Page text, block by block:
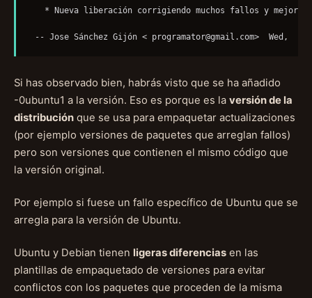
   * Nueva liberación corrigiendo muchos fallos y mejoras.
-- Jose Sánchez Gijón < programator@gmail.com
Si has observado bien, habrás visto que se ha añadido
-0ubuntu1 a la versión. Eso es porque es la versión de la
distribución que se usa para empaquetar actualizaciones
(por ejemplo versiones de paquetes que arreglan fallos)
pero son versiones que contienen el mismo código que
la versión original.
Por ejemplo si fuese un fallo específico de Ubuntu que se
arregla para la versión de Ubuntu.
Ubuntu y Debian tienen ligeras diferencias en las
plantillas de empaquetado de versiones para evitar
conflictos con los paquetes que proceden de la misma